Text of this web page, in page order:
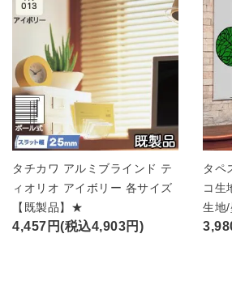
タチカワ アルミブラインド テ
ィオリオ アイボリー 各サイズ
【既製品】★
4,457円(税込4,903円)
タペ
コ生
生地